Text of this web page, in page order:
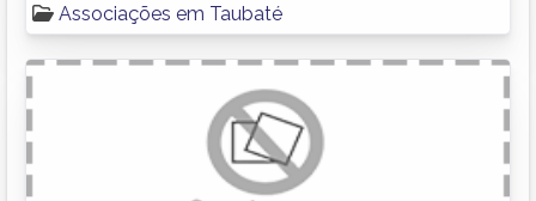
Associações em Taubaté